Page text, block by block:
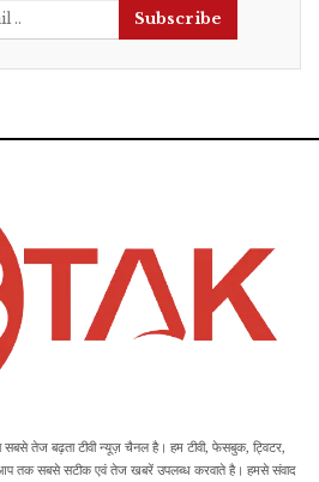
Subscribe
तेज बढ़ता टीवी न्यूज़ चैनल है। हम टीवी, फेसबुक, ट्विटर,
आप तक सबसे सटीक एवं तेज खबरें उपलब्ध करवाते है। हमसे संवाद